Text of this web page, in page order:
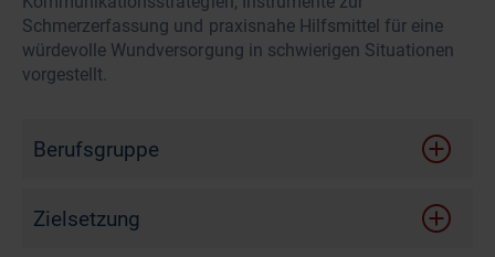
Schmerzerfassung und praxisnahe Hilfsmittel für eine
würdevolle Wundversorgung in schwierigen Situationen
vorgestellt.
Berufsgruppe
Zielsetzung